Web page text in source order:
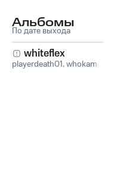
Альбомы
По дате выхода
whiteflex
playerdeath01,whokame